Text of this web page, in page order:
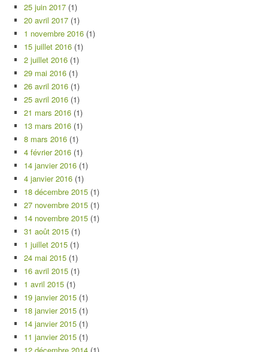
25 juin 2017 (1)
20 avril 2017 (1)
1 novembre 2016 (1)
15 juillet 2016 (1)
2 juillet 2016 (1)
29 mai 2016 (1)
26 avril 2016 (1)
25 avril 2016 (1)
21 mars 2016 (1)
13 mars 2016 (1)
8 mars 2016 (1)
4 février 2016 (1)
14 janvier 2016 (1)
4 janvier 2016 (1)
18 décembre 2015 (1)
27 novembre 2015 (1)
14 novembre 2015 (1)
31 août 2015 (1)
1 juillet 2015 (1)
24 mai 2015 (1)
16 avril 2015 (1)
1 avril 2015 (1)
19 janvier 2015 (1)
18 janvier 2015 (1)
14 janvier 2015 (1)
11 janvier 2015 (1)